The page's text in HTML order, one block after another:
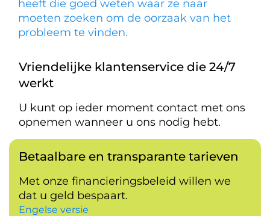
heeft die goed weten waar ze naar
moeten zoeken om de oorzaak van het
probleem te vinden.
Vriendelijke klantenservice die 24/7
werkt
U kunt op ieder moment contact met ons
opnemen wanneer u ons nodig hebt.
Betaalbare en transparante tarieven
Met onze financieringsbeleid willen we
dat u geld bespaart.
Engelse versie